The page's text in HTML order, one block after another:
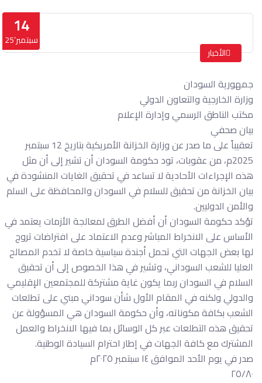
14
سبتمبر’25
الأخبار
جمهورية السودان
وزارة الخارجية والتعاون الدولي
مكتب الناطق الرسمي وإدارة الإعلام
بيان صحفي
تعقيباً على ما صدر عن وزارة الخزانة الأمريكية بتاريخ 12 سبتمبر
2025م، من عقوبات، تود حكومة السودان أن تشير إلى أن مثل
هذه الإجراءات الأحادية لا تساعد في تحقيق الغايات المنشودة في
بيان الخزانة من تحقيق للسلام في السودان والمحافظة على السلم
والأمن الدوليين.
تؤكد حكومة السودان أن أفضل الطرق لمعالجة الأزمات يعتمد في
الأساس على الانخراط المباشر وعدم الاعتماد على افتراضات تروج
لها بعض الجهات التي تحمل أجندة سياسية خاصة لا تخدم المصالح
العليا للشعب السوداني، وتشير في هذا الخصوص إلى أن تحقيق
السلام في السودان ربما يكون غاية مشتركة للمجتمعين الإقليمي
والدولي ولكنه في المقام الأول شأن سوداني مبني على تطلعات
الشعب بكافة مكوناته، وأن حكومة السودان هي المسؤولة عن
تحقيق هذه التطلعات عبر كل الوسائل بما فيها الانخراط والعمل
المشترك مع كافة الجهات في إطار احترام السيادة الوطنية.
صدر في يوم الأحد الموافق ١٤ سبتمبر ٢٠٢٥م
٢٥/٨٠